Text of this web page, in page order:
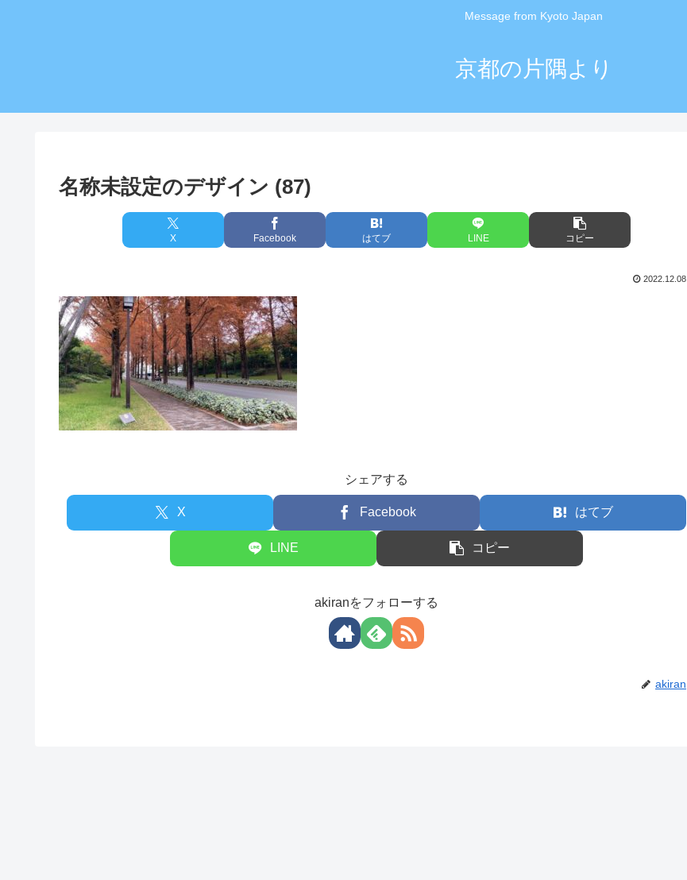
Message from Kyoto Japan
京都の片隅より
名称未設定のデザイン (87)
X Facebook はてブ LINE コピー
2022.12.08
シェアする
X Facebook はてブ
LINE コピー
akiranをフォローする
akiran